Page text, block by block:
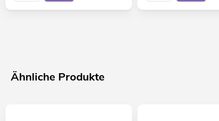
Ähnliche Produkte